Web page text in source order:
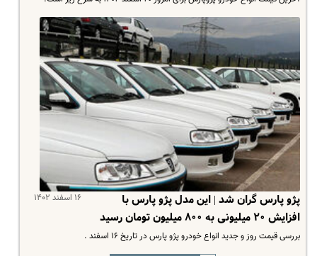
۱۶ اسفند ۱۴۰۲
پژو پارس گران شد | این مدل پژو پارس با
افزایش ۲۰ میلیونی به ۸۰۰ میلیون تومان رسید
بررسی قیمت روز و جدید انواع خودرو پژو پارس در تاریخ ۱۶ اسفند .